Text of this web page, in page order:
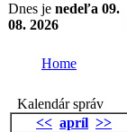
Dnes je nedeľa 09.
08. 2026
Home
Kalendár správ
<< apríl >>